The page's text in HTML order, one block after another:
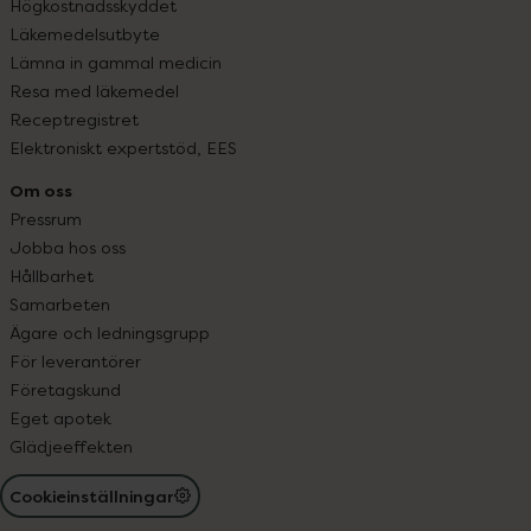
Högkostnadsskyddet
Läkemedelsutbyte
Lämna in gammal medicin
Resa med läkemedel
Receptregistret
Elektroniskt expertstöd, EES
Om oss
Pressrum
Jobba hos oss
Hållbarhet
Samarbeten
Ägare och ledningsgrupp
För leverantörer
Företagskund
Eget apotek
Glädjeeffekten
Cookieinställningar